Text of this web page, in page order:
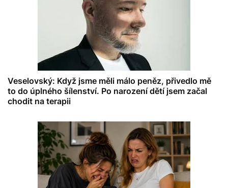
Veselovský: Když jsme měli málo peněz, přivedlo mě
to do úplného šílenství. Po narození dětí jsem začal
chodit na terapii